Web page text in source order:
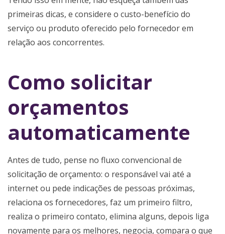
primeiras dicas, e considere o custo-benefício do
serviço ou produto oferecido pelo fornecedor em
relação aos concorrentes.
Como solicitar
orçamentos
automaticamente
Antes de tudo, pense no fluxo convencional de
solicitação de orçamento: o responsável vai até a
internet ou pede indicações de pessoas próximas,
relaciona os fornecedores, faz um primeiro filtro,
realiza o primeiro contato, elimina alguns, depois liga
novamente para os melhores, negocia, compara o que